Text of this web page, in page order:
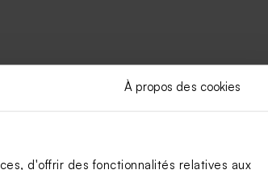
À propos des cookies
d'offrir des fonctionnalités relatives aux